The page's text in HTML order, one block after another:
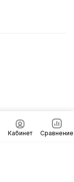
Кабинет Сравнение